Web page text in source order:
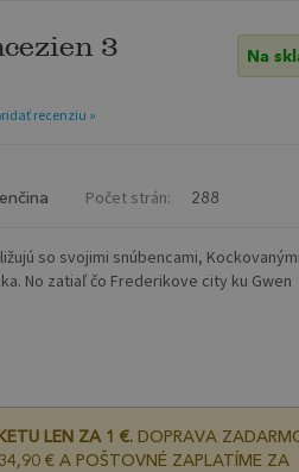
3 Na
recenziu »
Počet strán: 288
so svojimi snúbencami, Kockovanými
No zatiaľ čo Frederikove city ku Gwen
LEN ZA 1 €.DOPRAVA
€ A POŠTOVNÉ ZAPLATÍME ZA